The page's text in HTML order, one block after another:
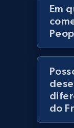
Lazada -
URL, Title,
price,
988+
Em
do